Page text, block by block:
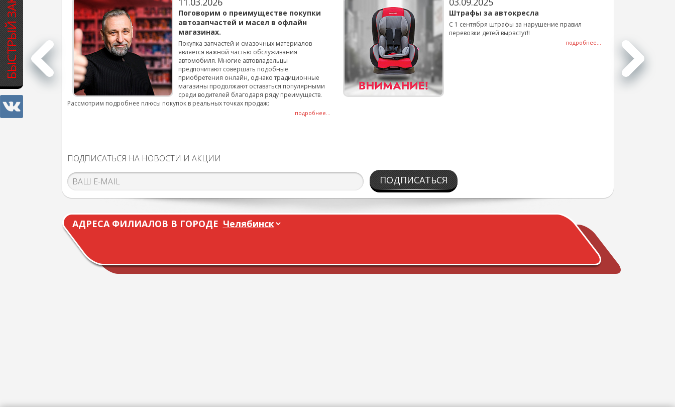
БЫСТРЫЙ ЗАКАЗдля
смены шин на
подробнее...
Поговорим о преимуществе покупки
автозапчастей и масел в офлайн
магазинах.
Покупка запчастей и смазочных материалов
является важной частью обслуживания
автомобиля. Многие автовладельцы
предпочитают совершать подобные
приобретения онлайн, однако традиционные
магазины продолжают оставаться популярными
среди водителей благодаря ряду преимуществ.
Рассмотрим подробнее плюсы покупок в реальных точках продаж:
подробнее...
Штрафы за автокресла
С 1 сентября штрафы за нарушение правил
перевозки детей вырастут!!
подробнее...
ПОДПИСАТЬСЯ НА НОВОСТИ И АКЦИИ
ПОДПИСАТЬСЯ
АДРЕСА ФИЛИАЛОВ В ГОРОДЕ